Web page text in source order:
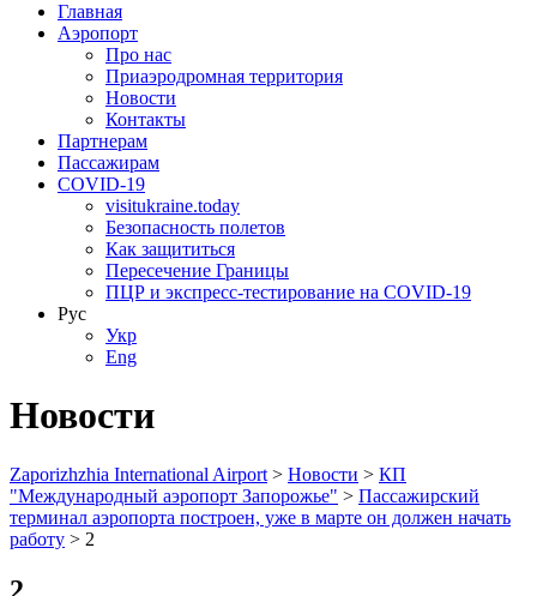
Главная
Аэропорт
Про нас
Приаэродромная территория
Новости
Контакты
Партнерам
Пассажирам
COVID-19
visitukraine.today
Безопасность полетов
Как защититься
Пересечение Границы
ПЦР и экспресс-тестирование на COVID-19
Рус
Укр
Eng
Новости
Zaporizhzhia International Airport > Новости > КП
"Международный аэропорт Запорожье" > Пассажирский
терминал аэропорта построен, уже в марте он должен начать
работу > 2
2